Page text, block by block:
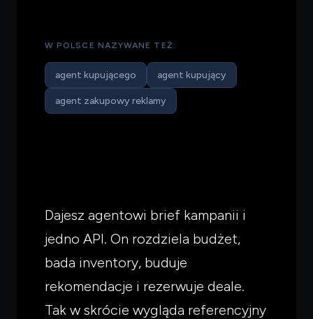
W POLSCE NAZYWANE TEŻ:
agent kupującego agent kupujący
agent zakupowy reklamy
Dajesz agentowi brief kampanii i
jedno API. On rozdziela budżet,
bada inventory, buduje
rekomendacje i rezerwuje deale.
Tak w skrócie wygląda referencyjny